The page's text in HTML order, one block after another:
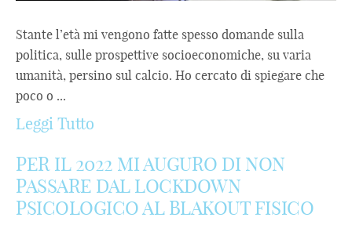
Stante l’età mi vengono fatte spesso domande sulla
politica, sulle prospettive socioeconomiche, su varia
umanità, persino sul calcio. Ho cercato di spiegare che
poco o ...
Leggi Tutto
PER IL 2022 MI AUGURO DI NON
PASSARE DAL LOCKDOWN
PSICOLOGICO AL BLAKOUT FISICO